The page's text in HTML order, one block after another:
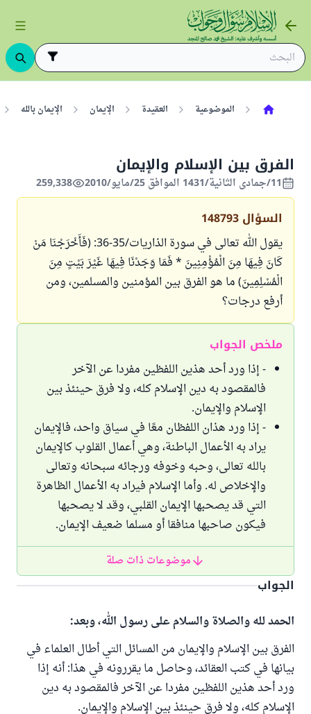
الموضوعية العقيدة الإيمان الإيمان بالله
الفرق بين الإسلام والإيمان
11/جمادى الثانية/1431 الموافق 25/مايو/2010 259,338
السؤال 148793
يقول الله تعالى في سورة الذاريات/35-36: (فَأَخْرَجْنَا مَنْ
كَانَ فِيهَا مِنَ الْمُؤْمِنِينَ * فَمَا وَجَدْنَا فِيهَا غَيْرَ بَيْتٍ مِنَ
الْمُسْلِمِينَ) ما هو الفرق بين المؤمنين والمسلمين، ومن
أرفع درجات؟
ملخص الجواب
- إذا ورد أحد هذين اللفظين مفردا عن الآخر
فالمقصود به دين الإسلام كله، ولا فرق حينئذ بين
الإسلام والإيمان.
- إذا ورد هذان اللفظان معًا في سياق واحد، فالإيمان
يراد به الأعمال الباطنة، وهي أعمال القلوب كالإيمان
بالله تعالى، وحبه وخوفه ورجائه سبحانه وتعالى
والإخلاص له. وأما الإسلام فيراد به الأعمال الظاهرة
التي قد يصحبها الإيمان القلبي، وقد لا يصحبها
فيكون صاحبها منافقا أو مسلما ضعيف الإيمان.
موضوعات ذات صلة
الجواب
الحمد لله والصلاة والسلام على رسول الله، وبعد:
الفرق بين الإسلام والإيمان من المسائل التي أطال العلماء في
بيانها في كتب العقائد، وحاصل ما يقررونه في هذا: أنه إذا
ورد أحد هذين اللفظين مفردا عن الآخر فالمقصود به دين
الإسلام كله، ولا فرق حينئذ بين الإسلام والإيمان.